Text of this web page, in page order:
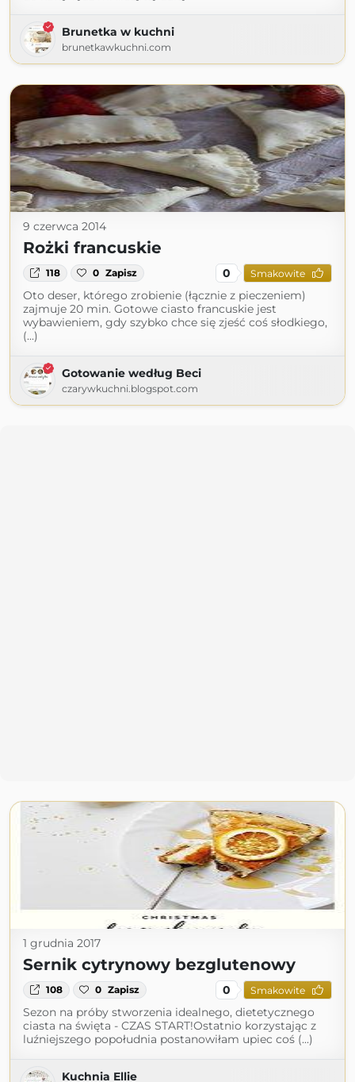
Brunetka w kuchni
brunetkawkuchni.com
9 czerwca 2014
Rożki francuskie
118 0 Zapisz 0 Smakowite
Oto deser, którego zrobienie (łącznie z pieczeniem)
zajmuje 20 min. Gotowe ciasto francuskie jest
wybawieniem, gdy szybko chce się zjeść coś słodkiego,
(...)
Gotowanie według Beci
czarywkuchni.blogspot.com
1 grudnia 2017
Sernik cytrynowy bezglutenowy
108 0 Zapisz 0 Smakowite
Sezon na próby stworzenia idealnego, dietetycznego
ciasta na święta - CZAS START!Ostatnio korzystając z
luźniejszego popołudnia postanowiłam upiec coś (...)
Kuchnia Ellie